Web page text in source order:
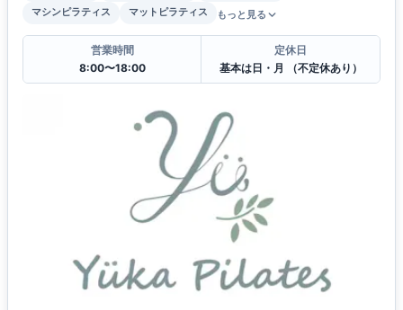
マシンピラティス
マットピラティス もっと見る
営業時間
8:00〜18:00
定休日
基本は日・月 （不定休あり）